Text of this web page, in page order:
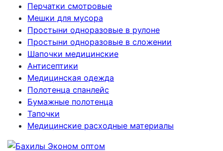
Перчатки смотровые
Мешки для мусора
Простыни одноразовые в рулоне
Простыни одноразовые в сложении
Шапочки медицинские
Антисептики
Медицинская одежда
Полотенца спанлейс
Бумажные полотенца
Тапочки
Медицинские расходные материалы